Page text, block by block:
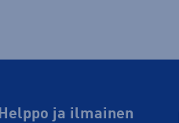
Helppo ja ilmainen